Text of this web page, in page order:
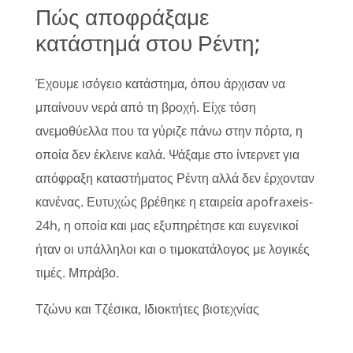
Πώς αποφράξαμε
κατάστημά στου Ρέντη;
Έχουμε ισόγειο κατάστημα, όπου άρχισαν να
μπαίνουν νερά από τη βροχή. Είχε τόση
ανεμοθύελλα που τα γύριζε πάνω στην πόρτα, η
οποία δεν έκλεινε καλά. Ψάξαμε στο ίντερνετ για
απόφραξη καταστήματος Ρέντη αλλά δεν έρχονταν
κανένας. Ευτυχώς βρέθηκε η εταιρεία apofraxeis-
24h, η οποία και μας εξυπηρέτησε και ευγενικοί
ήταν οι υπάλληλοι και ο τιμοκατάλογος με λογικές
τιμές. Μπράβο.
Τζώνυ και Τζέσικα, Ιδιοκτήτες βιοτεχνίας